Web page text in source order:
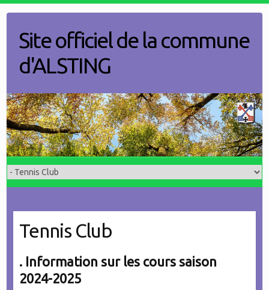
contentSite officiel de la commune
d'ALSTING
Tennis Club
. Information sur les cours saison
2024-2025